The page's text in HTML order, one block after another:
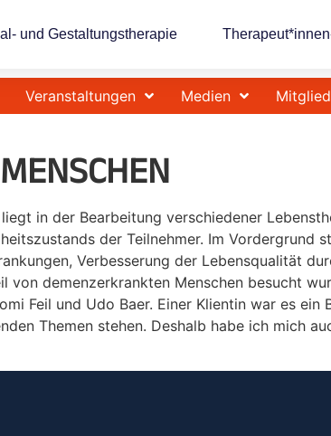
und Gestaltungstherapie
Veranstaltungen Medien
in der Bearbeitung verschiedener
der Teilnehmer. Im Vordergrund
Verbesserung der Lebensqualität
von demenzerkrankten Menschen besucht
Feil und Udo Baer. Einer Klientin war es
Themen stehen. Deshalb habe ich mich